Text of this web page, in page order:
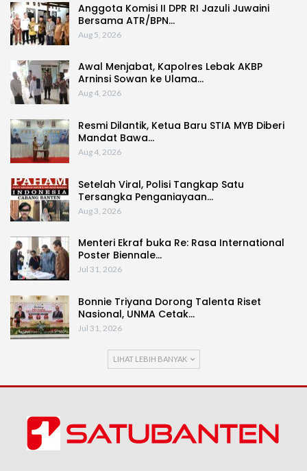
Anggota Komisi II DPR RI Jazuli Juwaini
Bersama ATR/BPN…
Aug 5, 2026
Awal Menjabat, Kapolres Lebak AKBP
Arninsi Sowan ke Ulama…
Aug 4, 2026
Resmi Dilantik, Ketua Baru STIA MYB Diberi
Mandat Bawa…
Aug 4, 2026
Setelah Viral, Polisi Tangkap Satu
Tersangka Penganiayaan…
Aug 3, 2026
Menteri Ekraf buka Re: Rasa International
Poster Biennale…
Jul 31, 2026
Bonnie Triyana Dorong Talenta Riset
Nasional, UNMA Cetak…
Jul 31, 2026
LIHAT LEBIH BANYAK